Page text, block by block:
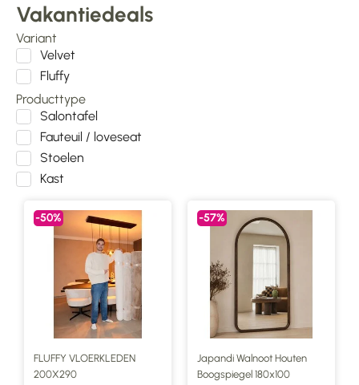
Vakantiedeals
Variant
Velvet
Fluffy
Producttype
Salontafel
Fauteuil / loveseat
Stoelen
Kast
-50%
FLUFFY VLOERKLEDEN
200X290
-57%
Japandi Walnoot Houten
Boogspiegel 180x100